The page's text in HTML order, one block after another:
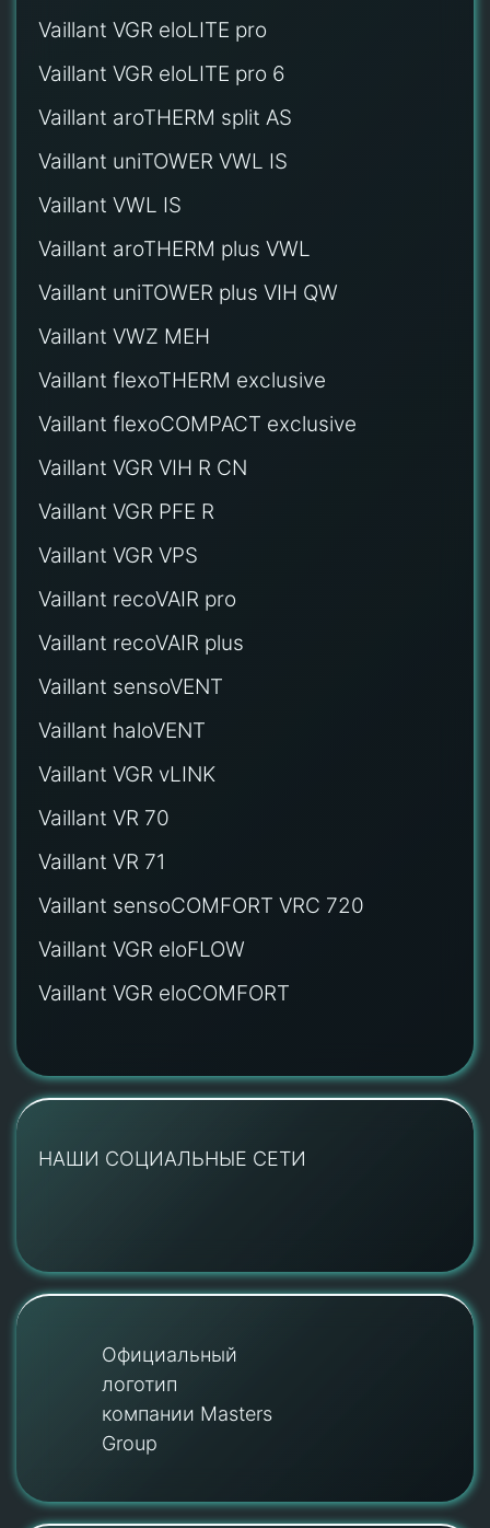
Vaillant VGR eloLITE pro
Vaillant VGR eloLITE pro 6
Vaillant aroTHERM split AS
Vaillant uniTOWER VWL IS
Vaillant VWL IS
Vaillant aroTHERM plus VWL
Vaillant uniTOWER plus VIH QW
Vaillant VWZ MEH
Vaillant flexoTHERM exclusive
Vaillant flexoCOMPACT exclusive
Vaillant VGR VIH R CN
Vaillant VGR PFE R
Vaillant VGR VPS
Vaillant recoVAIR pro
Vaillant recoVAIR plus
Vaillant sensoVENT
Vaillant haloVENT
Vaillant VGR vLINK
Vaillant VR 70
Vaillant VR 71
Vaillant sensoCOMFORT VRC 720
Vaillant VGR eloFLOW
Vaillant VGR eloCOMFORT
НАШИ СОЦИАЛЬНЫЕ СЕТИ
Официальный
логотип
компании Masters
Group